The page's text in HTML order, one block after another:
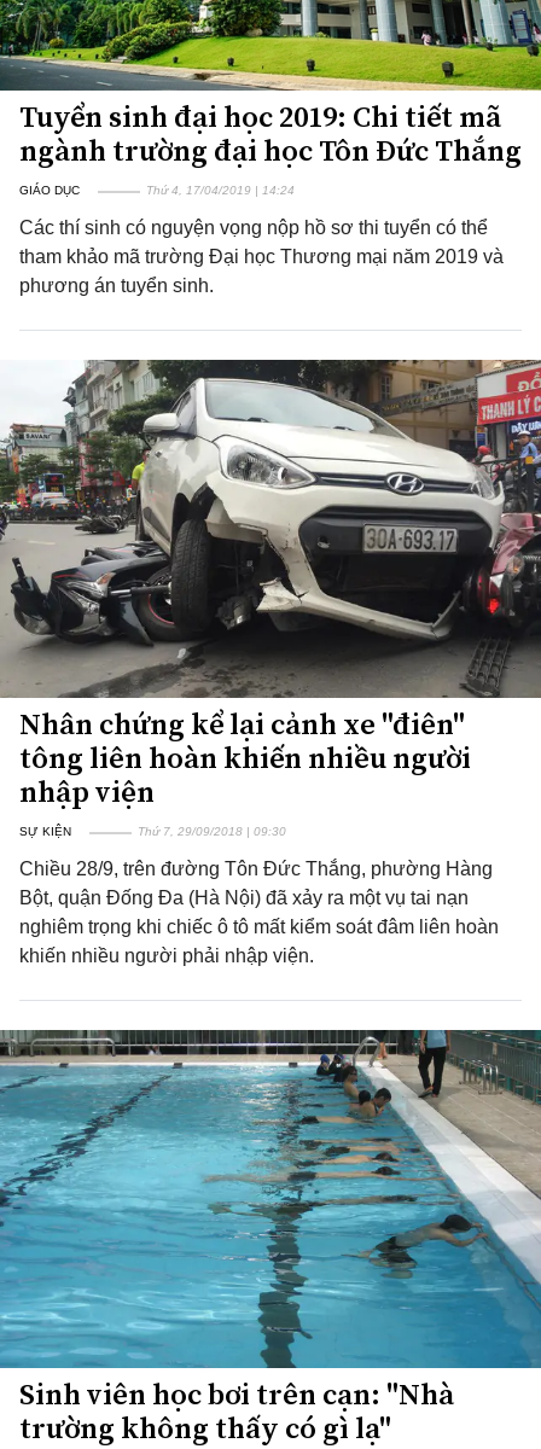
Tuyển sinh đại học 2019: Chi tiết mã
ngành trường đại học Tôn Đức Thắng
GIÁO DỤC Thứ 4, 17/04/2019 | 14:24
Các thí sinh có nguyện vọng nộp hồ sơ thi tuyển có thể
tham khảo mã trường Đại học Thương mại năm 2019 và
phương án tuyển sinh.
Nhân chứng kể lại cảnh xe "điên"
tông liên hoàn khiến nhiều người
nhập viện
SỰ KIỆN Thứ 7, 29/09/2018 | 09:30
Chiều 28/9, trên đường Tôn Đức Thắng, phường Hàng
Bột, quận Đống Đa (Hà Nội) đã xảy ra một vụ tai nạn
nghiêm trọng khi chiếc ô tô mất kiểm soát đâm liên hoàn
khiến nhiều người phải nhập viện.
Sinh viên học bơi trên cạn: "Nhà
trường không thấy có gì lạ"